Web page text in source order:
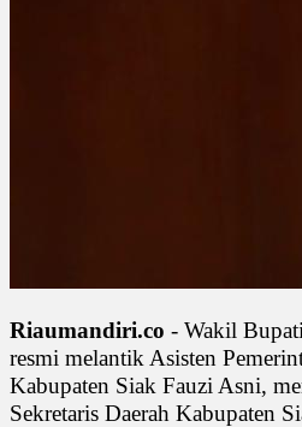
Riaumandiri.co - Wakil
resmi melantik Asisten
Kabupaten Siak Fauzi Asni,
Sekretaris Daerah Kabupaten